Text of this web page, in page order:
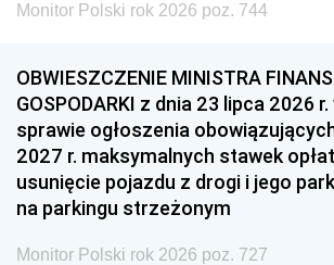
Monitor Polski rok 2026 poz. 744
OBWIESZCZENIE MINISTRA
GOSPODARKI z dnia 23 lipca 2026 r.
sprawie ogłoszenia
2027 r. maksymalnych stawek
usunięcie pojazdu z drogi i jego
na parkingu strzeżonym
Monitor Polski rok 2026 poz. 727